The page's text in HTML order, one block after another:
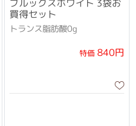
ブルックスホワイト 3袋お
買得セット
トランス脂肪酸0g
特価840円